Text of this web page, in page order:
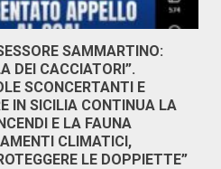
SAMMARTINO:
DEI CACCIATORI”.
SCONCERTANTI E
IN SICILIA CONTINUA LA
E LA FAUNA
CLIMATICI,
LE DOPPIETTE”